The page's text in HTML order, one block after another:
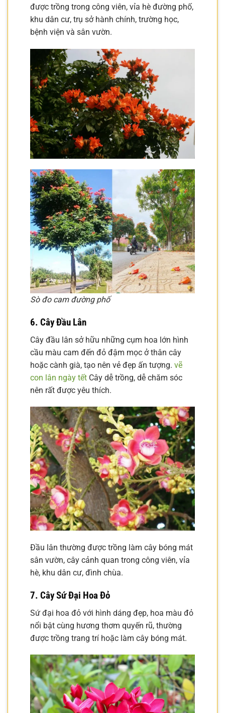
được trồng trong công viên, vỉa hè đường phố,
khu dân cư, trụ sở hành chính, trường học,
bệnh viện và sân vườn.
Sò đo cam đường phố
6. Cây Đầu Lân
Cây đầu lân sở hữu những cụm hoa lớn hình
cầu màu cam đến đỏ đậm mọc ở thân cây
hoặc cành già, tạo nên vẻ đẹp ấn tượng. vẽ
con lân ngày tết Cây dễ trồng, dễ chăm sóc
nên rất được yêu thích.
Đầu lân thường được trồng làm cây bóng mát
sân vườn, cây cảnh quan trong công viên, vỉa
hè, khu dân cư, đình chùa.
7. Cây Sứ Đại Hoa Đỏ
Sứ đại hoa đỏ với hình dáng đẹp, hoa màu đỏ
nổi bật cùng hương thơm quyến rũ, thường
được trồng trang trí hoặc làm cây bóng mát.